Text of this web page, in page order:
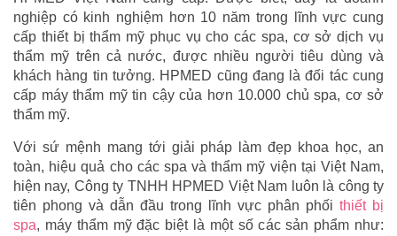
nghiệp có kinh nghiệm hơn 10 năm trong lĩnh vực cung
cấp thiết bị thẩm mỹ phục vụ cho các spa, cơ sở dịch vụ
thẩm mỹ trên cả nước, được nhiều người tiêu dùng và
khách hàng tin tưởng. HPMED cũng đang là đối tác cung
cấp máy thẩm mỹ tin cậy của hơn 10.000 chủ spa, cơ sở
thẩm mỹ.
Với sứ mệnh mang tới giải pháp làm đẹp khoa học, an
toàn, hiệu quả cho các spa và thẩm mỹ viện tại Việt Nam,
hiện nay, Công ty TNHH HPMED Việt Nam luôn là công ty
tiên phong và dẫn đầu trong lĩnh vực phân phối thiết bị
spa, máy thẩm mỹ đặc biệt là một số các sản phẩm như: